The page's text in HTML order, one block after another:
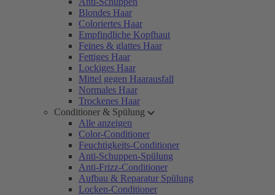
Blondes Haar
Coloriertes Haar
Empfindliche Kopfhaut
Feines & glattes Haar
Fettiges Haar
Lockiges Haar
Mittel gegen Haarausfall
Normales Haar
Trockenes Haar
Conditioner & Spülung
Alle anzeigen
Color-Conditioner
Feuchtigkeits-Conditioner
Anti-Schuppen-Spülung
Anti-Frizz-Conditioner
Aufbau & Reparatur Spülung
Locken-Conditioner